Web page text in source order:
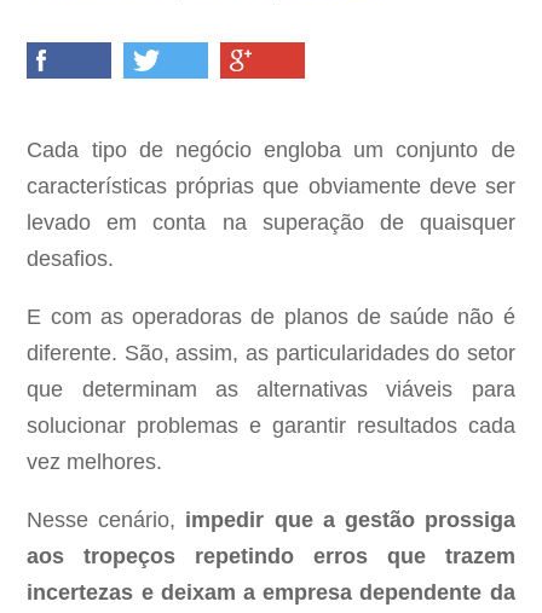
Cada tipo de negócio engloba um conjunto de
características próprias que obviamente deve ser
levado em conta na superação de quaisquer
desafios.
E com as operadoras de planos de saúde não é
diferente. São, assim, as particularidades do setor
que determinam as alternativas viáveis para
solucionar problemas e garantir resultados cada
vez melhores.
Nesse cenário, impedir que a gestão prossiga
aos tropeços repetindo erros que trazem
incertezas e deixam a empresa dependente da